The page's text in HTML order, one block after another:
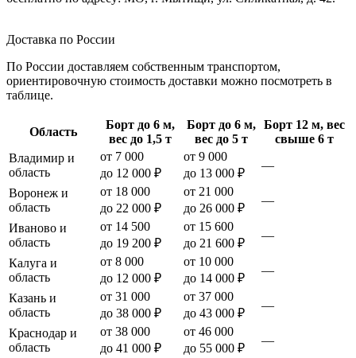
Доставка по России
По России доставляем собственным транспортом,
ориентировочную стоимость доставки можно посмотреть в
таблице.
Область
Борт до 6 м,
вес до 1,5 т
Борт до 6 м,
вес до 5 т
Борт 12 м, вес
свыше 6 т
Владимир и
область
от 7 000
до 12 000 ₽
от 9 000
до 13 000 ₽
—
Воронеж и
область
от 18 000
до 22 000 ₽
от 21 000
до 26 000 ₽
—
Иваново и
область
от 14 500
до 19 200 ₽
от 15 600
до 21 600 ₽
—
Калуга и
область
от 8 000
до 12 000 ₽
от 10 000
до 14 000 ₽
—
Казань и
область
от 31 000
до 38 000 ₽
от 37 000
до 43 000 ₽
—
Краснодар и
область
от 38 000
до 41 000 ₽
от 46 000
до 55 000 ₽
—